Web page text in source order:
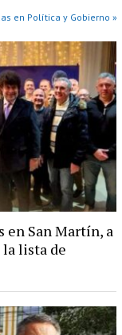
en Política y Gobierno »
en San Martín, a
lista de